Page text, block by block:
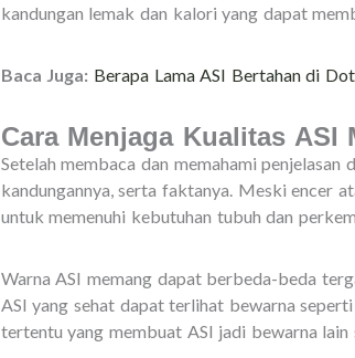
kandungan lemak dan kalori yang dapat
Baca Juga: Berapa Lama ASI Bertahan di
Cara Menjaga Kualitas
Setelah membaca dan memahami
kandungannya, serta faktanya. Meski encer
untuk memenuhi kebutuhan tubuh dan
Warna ASI memang dapat berbeda-beda
ASI yang sehat dapat terlihat bewarna
tertentu yang membuat ASI jadi bewarna